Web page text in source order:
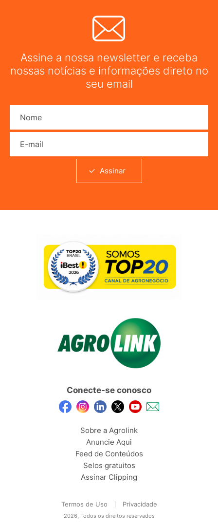
Assine a nossa newsletter e receba
nossas notícias e informações direto no
seu email
Assinar
Conecte-se conosco
Sobre a Agrolink
Anuncie Aqui
Feed de Conteúdos
Selos gratuitos
Assinar Clipping
Termos de Uso Privacidade
2026, Todos os direitos reservados